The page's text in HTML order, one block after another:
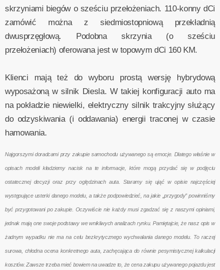
skrzyniami biegów o sześciu przełożeniach. 110-konny dCi
zamówić można z siedmiostopniową przekładnią
dwusprzęgłową. Podobna skrzynia (o sześciu
przełożeniach) oferowana jest w topowym dCi 160 KM.
Klienci mają też do wyboru prostą wersję hybrydową
wyposażoną w silnik Diesla. W takiej konfiguracji auto ma
na pokładzie niewielki, elektryczny silnik trakcyjny służący
do odzyskiwania (i oddawania) energii traconej w czasie
hamowania.
Najgorszymi doradcami przy zakupie samochodu używanego są emocje. Dlatego właśnie w
opisach modeli kładziemy nacisk na te informacje, które mogą przydać się w podjęciu
ostatecznej decyzji oraz przy oględzinach auta. Staramy się ująć w opisie najczęściej
występujące usterki danego modelu, a także podpowiedzieć, na jakie „przygody” powinniśmy
być przygotowani po zakupie. Oczywiście nie każdy musi zgadzać się z naszymi opiniami,
jednak mają one swoje podstawy we wnikliwych analizach rynku. Pamiętajcie, że nasz opis w
żadnym wypadku nie ma na celu bezkrytycznego wychwalania danego modelu. To raczej
surowa, chłodna ocena konkretnego auta, zachęcająca do równie pesymistycznej kalkulacji
kosztów. Zawsze trzeba mieć bowiem na uwadze to, że cena zakupu używanego pojazdu jest